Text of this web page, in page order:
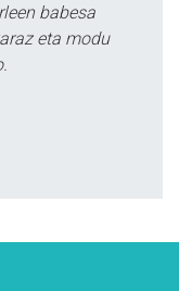
babesa
eta modu